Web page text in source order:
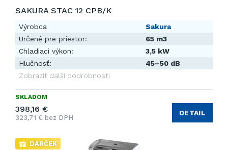
SAKURA STAC 12 CPB/K
Výrobca
Sakura
Určené pre priestor:
65 m3
Chladiaci výkon:
3,5 kW
Hlučnosť:
45–50 dB
Zobrazit další podrobnosti
SKLADOM
398,16 €
323,71 € bez DPH
DETAIL
DARČEK